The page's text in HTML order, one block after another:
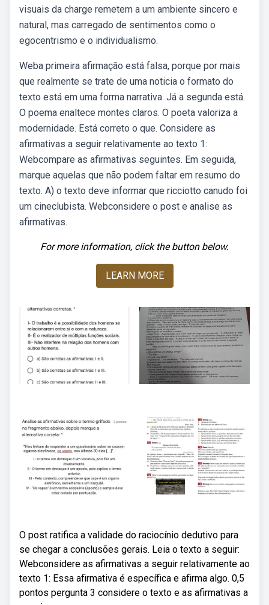
visuais da charge remetem a um ambiente sincero e
natural, mas carregado de sentimentos como o
egocentrismo e o individualismo.
Weba primeira afirmação está falsa, porque por mais
que realmente se trate de uma noticia o formato do
texto está em uma forma narrativa. Já a segunda está.
O poema enaltece montes claros. O poeta valoriza a
modernidade. Está correto o que. Considere as
afirmativas a seguir relativamente ao texto 1:
Webcompare as afirmativas seguintes. Em seguida,
marque aquelas que não podem faltar em resumo do
texto. A) o texto deve informar que ricciotto canudo foi
um cineclubista. Webconsidere o post e analise as
afirmativas.
For more information, click the button below.
LEARN MORE
O post ratifica a validade do raciocínio dedutivo para
se chegar a conclusões gerais. Leia o texto a seguir:
Webconsidere as afirmativas a seguir relativamente ao
texto 1: Essa afirmativa é específica e afirma algo. 0,5
pontos pergunta 3 considere o texto e as afirmativas a